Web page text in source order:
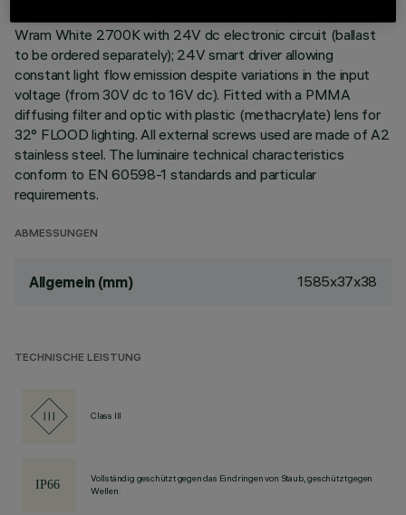
Wram White 2700K with 24V dc electronic circuit (ballast
to be ordered separately); 24V smart driver allowing
constant light flow emission despite variations in the input
voltage (from 30V dc to 16V dc). Fitted with a PMMA
diffusing filter and optic with plastic (methacrylate) lens for
32° FLOOD lighting. All external screws used are made of A2
stainless steel. The luminaire technical characteristics
conform to EN 60598-1 standards and particular
requirements.
ABMESSUNGEN
Allgemein (mm) 1585x37x38
TECHNISCHE LEISTUNG
Class III
Vollständig geschützt gegen das Eindringen von Staub, geschützt gegen
Wellen.